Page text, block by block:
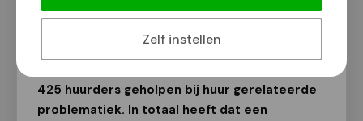
Zelf instellen
Van onze redactie
425 huurders geholpen bij huur gerelateerde
problematiek. In totaal heeft dat een